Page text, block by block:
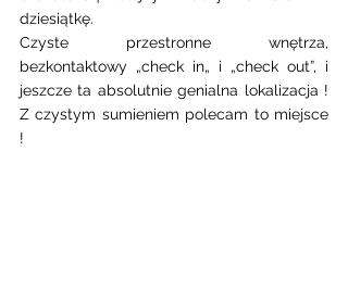
dziesiątkę.
Czyste przestronne wnętrza,
bezkontaktowy „check in„ i „check out”, i
jeszcze ta absolutnie genialna lokalizacja !
Z czystym sumieniem polecam to miejsce
!